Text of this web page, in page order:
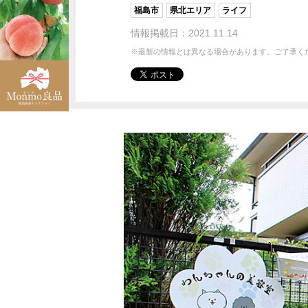
福島市 県北エリア ライフ
情報掲載日：2021.11.14
※最新の情報とは異なる場合があります。ご了承く